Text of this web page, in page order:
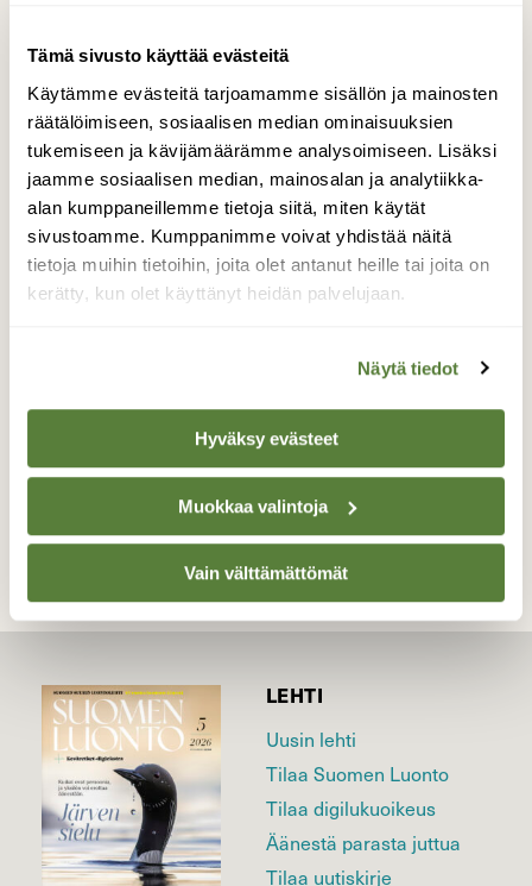
Tämä sivusto käyttää evästeitä
Käytämme evästeitä tarjoamamme sisällön ja mainosten
räätälöimiseen, sosiaalisen median ominaisuuksien
tukemiseen ja kävijämäärämme analysoimiseen. Lisäksi
jaamme sosiaalisen median, mainosalan ja analytiikka-
alan kumppaneillemme tietoja siitä, miten käytät
sivustoamme. Kumppanimme voivat yhdistää näitä
tietoja muihin tietoihin, joita olet antanut heille tai joita on
kerätty, kun olet käyttänyt heidän palvelujaan.
Näytä tiedot
Hyväksy evästeet
Muokkaa valintoja
Vain välttämättömät
Talitiainen
Otin kuvan Talitiaisesta,ja katselin pitkään
sen kynsiä,ovat melko pitkät.Helppoa on
Valokuvaaja: Hannu Rissanen, Iltaranta 12.3.2016
TAKAISIN LISTAAN
LEHTI
Uusin lehti
Tilaa Suomen Luonto
Tilaa digilukuoikeus
Äänestä parasta juttua
Tilaa uutiskirje